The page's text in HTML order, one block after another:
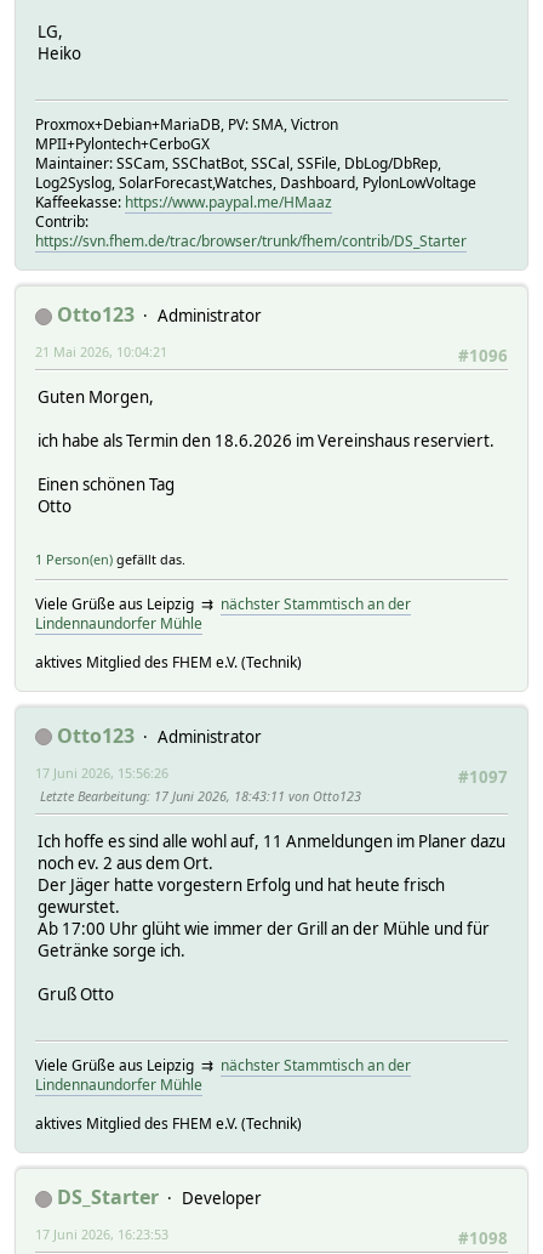
LG,
Heiko
Proxmox+Debian+MariaDB, PV: SMA, Victron
MPII+Pylontech+CerboGX
Maintainer: SSCam, SSChatBot, SSCal, SSFile, DbLog/DbRep,
Log2Syslog, SolarForecast,Watches, Dashboard, PylonLowVoltage
Kaffeekasse: https://www.paypal.me/HMaaz
Contrib:
https://svn.fhem.de/trac/browser/trunk/fhem/contrib/DS_Starter
Otto123
Administrator
#1096
21 Mai 2026, 10:04:21
Guten Morgen,
ich habe als Termin den 18.6.2026 im Vereinshaus reserviert.
Einen schönen Tag
Otto
1 Person(en) gefällt das.
Viele Grüße aus Leipzig ⇉ nächster Stammtisch an der
Lindennaundorfer Mühle
aktives Mitglied des FHEM e.V. (Technik)
Otto123
Administrator
#1097
17 Juni 2026, 15:56:26
Letzte Bearbeitung: 17 Juni 2026, 18:43:11 von Otto123
Ich hoffe es sind alle wohl auf, 11 Anmeldungen im Planer dazu
noch ev. 2 aus dem Ort.
Der Jäger hatte vorgestern Erfolg und hat heute frisch
gewurstet.
Ab 17:00 Uhr glüht wie immer der Grill an der Mühle und für
Getränke sorge ich.
Gruß Otto
Viele Grüße aus Leipzig ⇉ nächster Stammtisch an der
Lindennaundorfer Mühle
aktives Mitglied des FHEM e.V. (Technik)
DS_Starter
Developer
#1098
17 Juni 2026, 16:23:53